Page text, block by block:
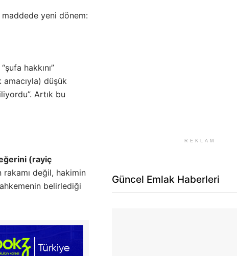
yeni dönem:
hakkını”
düşük
Artık bu
(rayiç
değil, hakimin
belirlediği
REKLAM
Güncel Emlak Haberleri